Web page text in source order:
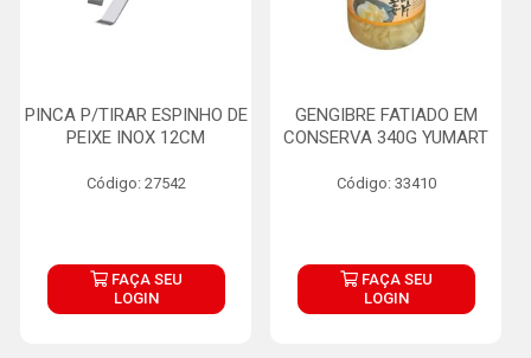
PINCA P/TIRAR ESPINHO DE
PEIXE INOX 12CM
Código: 27542
FAÇA SEU
LOGIN
GENGIBRE FATIADO EM
CONSERVA 340G YUMART
Código: 33410
FAÇA SEU
LOGIN